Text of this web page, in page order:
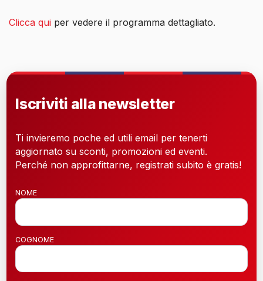
Clicca qui per vedere il programma dettagliato.
Iscriviti alla newsletter
Ti invieremo poche ed utili email per tenerti
aggiornato su sconti, promozioni ed eventi.
Perché non approfittarne, registrati subito è gratis!
NOME
COGNOME